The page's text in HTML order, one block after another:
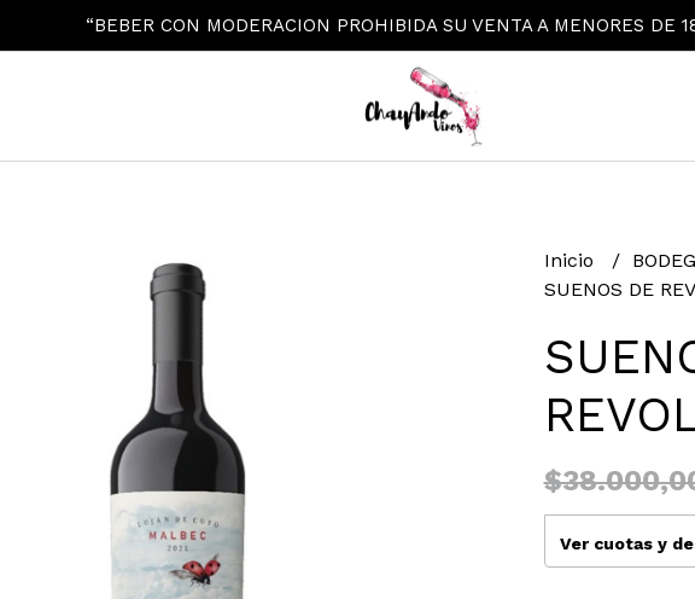
“BEBER CON MODERACION PROHIBIDA SU VENTA A MENORES DE
Inicio
SUENOS DE
Ver cuotas y